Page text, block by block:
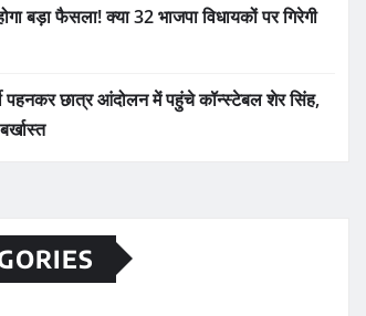
बड़ा फैसला! क्या 32 भाजपा विधायकों पर गिरेगी
पहनकर छात्र आंदोलन में पहुंचे कॉन्स्टेबल शेर सिंह,